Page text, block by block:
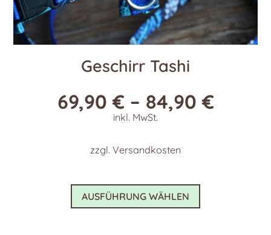
Geschirr Tashi
69,90€ – 84,90€
inkl. MwSt.
zzgl. Versandkosten
AUSFÜHRUNG WÄHLEN
Dieses
weist